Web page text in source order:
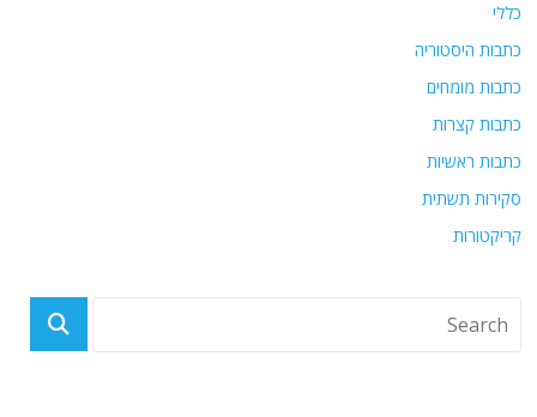
כללי
כתבות היסטוריה
כתבות מומחים
כתבות קצרות
כתבות ראשיות
סקירות תשתית
קריקטורות